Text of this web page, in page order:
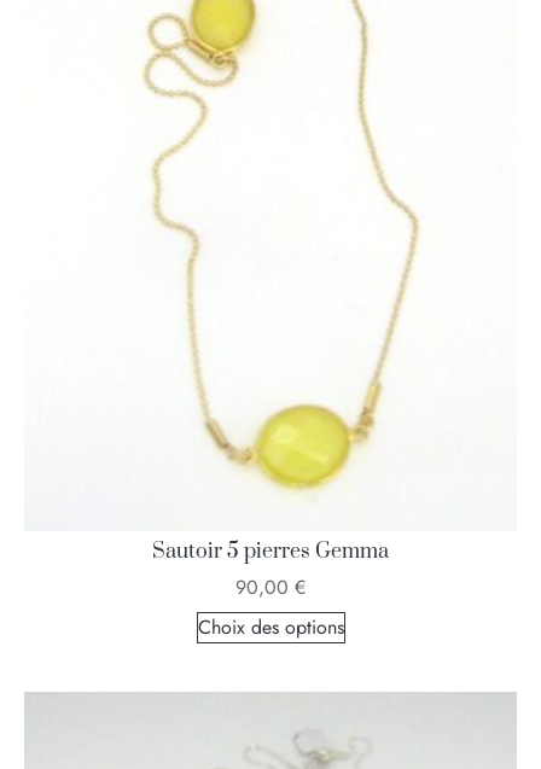
Sautoir 5 pierres Gemma
90,00 €
Choix des options